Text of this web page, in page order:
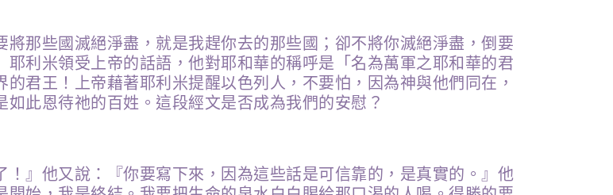
將那些國滅絕淨盡，就是我趕你去的那些國；卻不將你滅絕淨盡，倒要
利米領受上帝的話語，他對耶和華的稱呼是「名為萬軍之耶和華的君
君王！上帝藉著耶利米提醒以色列人，不要怕，因為神與他們同在，
此恩待祂的百姓。這段經文是否成為我們的安慰？
！』他又說：『你要寫下來，因為這些話是可信靠的，是真實的。』他